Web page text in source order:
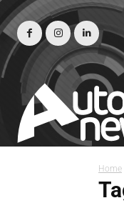
Home